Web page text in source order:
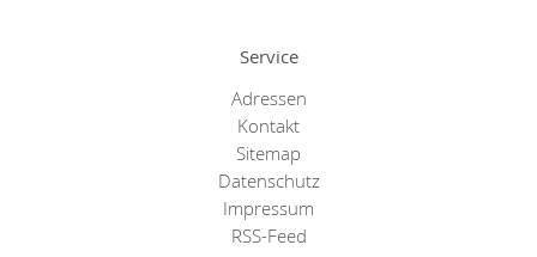
Service
Adressen
Kontakt
Sitemap
Datenschutz
Impressum
RSS-Feed